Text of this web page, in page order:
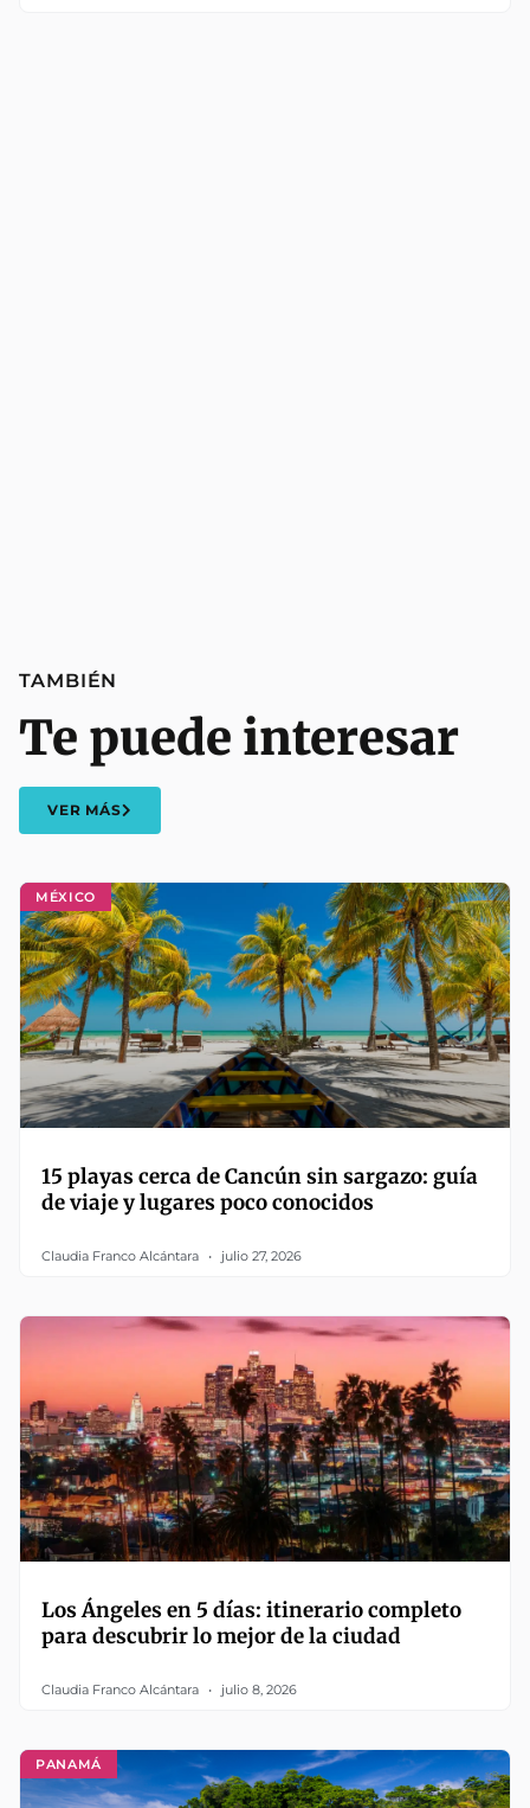
MÉXICO
15 playas cerca de Cancún sin sargazo: guía
de viaje y lugares poco conocidos
Claudia Franco Alcántara julio 27, 2026
Los Ángeles en 5 días: itinerario completo
para descubrir lo mejor de la ciudad
Claudia Franco Alcántara julio 8, 2026
PANAMÁ
TAMBIÉN
Te puede interesar
VER MÁS